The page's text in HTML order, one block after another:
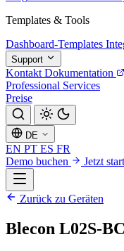
Templates & Tools
Dashboard-Templates
Support
Kontakt Dokumentation
Professional Services
Preise
DE
EN PT ES FR
Demo buchen
Jetzt
Zurück zu Geräten
Blecon L02S-